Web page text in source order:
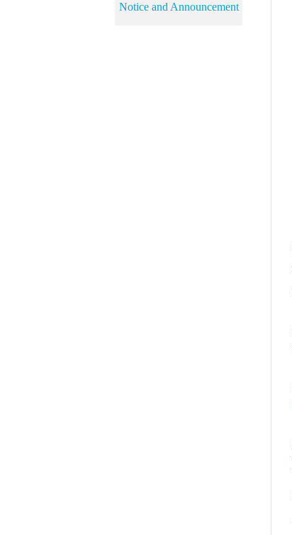
Notice and Announcement